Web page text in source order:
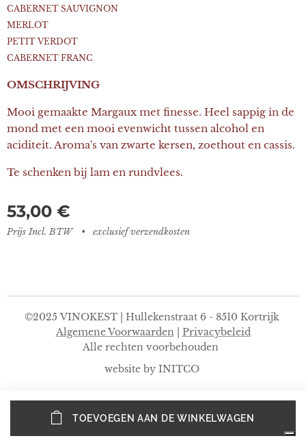
CABERNET SAUVIGNON
MERLOT
PETIT VERDOT
CABERNET FRANC
OMSCHRIJVING
Mooi gemaakte Margaux met finesse. Heel sappig in de
mond met een mooi evenwicht tussen alcohol en
aciditeit. Aroma's van zwarte kersen, zoethout en cassis.
Te schenken bij lam en rundvlees.
53,00 €
Prijs Incl. BTW exclusief verzendkosten
TOEVOEGEN AAN DE WINKELWAGEN
©2025 VINOKEST | Hullekenstraat 6 - 8510 Kortrijk
Algemene Voorwaarden| Privacybeleid
Alle rechten voorbehouden
website by INITCO